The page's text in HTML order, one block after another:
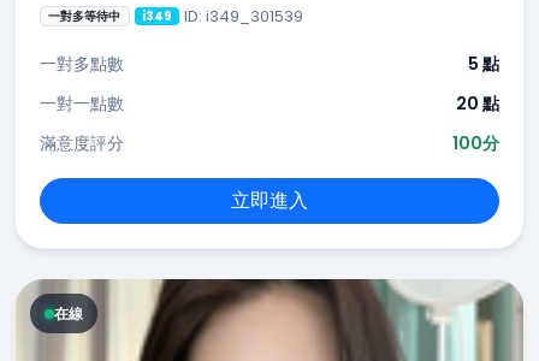
一對多等待中 i349 ID: i349_301539
一對多點數
5 點
一對一點數
20 點
滿意度評分
100分
立即進入
在線